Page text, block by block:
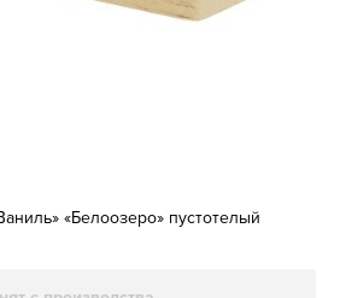
«Белоозеро» пустотелый